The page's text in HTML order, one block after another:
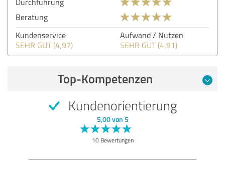
Beratung
Kundenservice
SEHR GUT (4,97)
Aufwand / Nutzen
SEHR GUT (4,91)
Top-Kompetenzen
Kundenorientierung
5,00 von 5
10 Bewertungen